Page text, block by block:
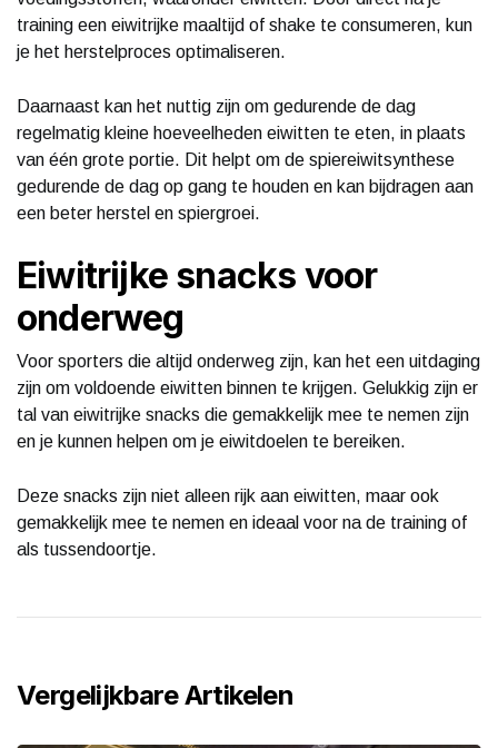
training een eiwitrijke maaltijd of shake te consumeren, kun
je het herstelproces optimaliseren.
Daarnaast kan het nuttig zijn om gedurende de dag
regelmatig kleine hoeveelheden eiwitten te eten, in plaats
van één grote portie. Dit helpt om de spiereiwitsynthese
gedurende de dag op gang te houden en kan bijdragen aan
een beter herstel en spiergroei.
Eiwitrijke snacks voor
onderweg
Voor sporters die altijd onderweg zijn, kan het een uitdaging
zijn om voldoende eiwitten binnen te krijgen. Gelukkig zijn er
tal van eiwitrijke snacks die gemakkelijk mee te nemen zijn
en je kunnen helpen om je eiwitdoelen te bereiken.
Deze snacks zijn niet alleen rijk aan eiwitten, maar ook
gemakkelijk mee te nemen en ideaal voor na de training of
als tussendoortje.
Vergelijkbare Artikelen